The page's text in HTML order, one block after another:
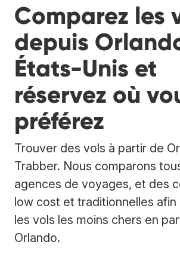
Comparez les
depuis
États-Unis et
réservez où
préférez
Trouver des vols à partir de
Trabber. Nous comparons
agences de voyages, et des
low cost et traditionnelles
les vols les moins chers en
Orlando.